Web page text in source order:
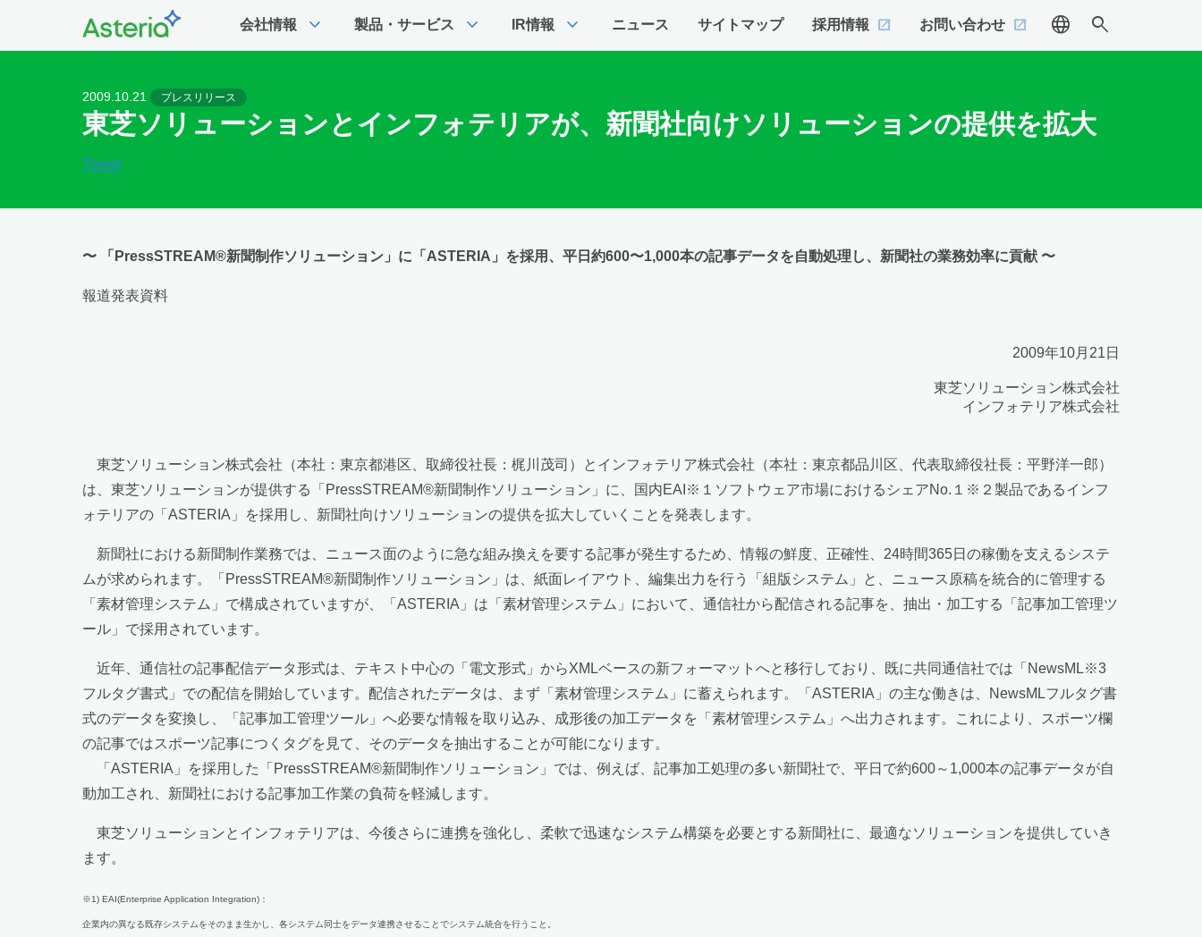
会社情報 expand_more 製品・サービス expand_more IR情報 expand_more ニュース サイトマップ 採用情報 お問い合わせ language search
2009.10.21 プレスリリース
東芝ソリューションとインフォテリアが、新聞社向けソリューションの提供を拡大
Tweet
〜 「PressSTREAM®新聞制作ソリューション」に「ASTERIA」を採用、平日約600〜1,000本の記事データを自動処理し、新聞社の業務効率に貢献 〜
報道発表資料
2009年10月21日
東芝ソリューション株式会社
インフォテリア株式会社
東芝ソリューション株式会社（本社：東京都港区、取締役社長：梶川茂司）とインフォテリア株式会社（本社：東京都品川区、代表取締役社長：平野洋一郎）
は、東芝ソリューションが提供する「PressSTREAM®新聞制作ソリューション」に、国内EAI※１ソフトウェア市場におけるシェアNo.１※２製品であるインフ
ォテリアの「ASTERIA」を採用し、新聞社向けソリューションの提供を拡大していくことを発表します。
新聞社における新聞制作業務では、ニュース面のように急な組み換えを要する記事が発生するため、情報の鮮度、正確性、24時間365日の稼働を支えるシステ
ムが求められます。「PressSTREAM®新聞制作ソリューション」は、紙面レイアウト、編集出力を行う「組版システム」と、ニュース原稿を統合的に管理する
「素材管理システム」で構成されていますが、「ASTERIA」は「素材管理システム」において、通信社から配信される記事を、抽出・加工する「記事加工管理ツ
ール」で採用されています。
近年、通信社の記事配信データ形式は、テキスト中心の「電文形式」からXMLベースの新フォーマットへと移行しており、既に共同通信社では「NewsML※3
フルタグ書式」での配信を開始しています。配信されたデータは、まず「素材管理システム」に蓄えられます。「ASTERIA」の主な働きは、NewsMLフルタグ書
式のデータを変換し、「記事加工管理ツール」へ必要な情報を取り込み、成形後の加工データを「素材管理システム」へ出力されます。これにより、スポーツ欄
の記事ではスポーツ記事につくタグを見て、そのデータを抽出することが可能になります。
「ASTERIA」を採用した「PressSTREAM®新聞制作ソリューション」では、例えば、記事加工処理の多い新聞社で、平日で約600～1,000本の記事データが自
動加工され、新聞社における記事加工作業の負荷を軽減します。
東芝ソリューションとインフォテリアは、今後さらに連携を強化し、柔軟で迅速なシステム構築を必要とする新聞社に、最適なソリューションを提供していき
ます。
※1) EAI(Enterprise Application Integration)：
企業内の異なる既存システムをそのまま生かし、各システム同士をデータ連携させることでシステム統合を行うこと。